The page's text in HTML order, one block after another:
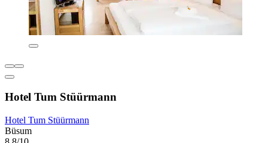
Hotel Tum Stüürmann
Hotel Tum Stüürmann
Büsum